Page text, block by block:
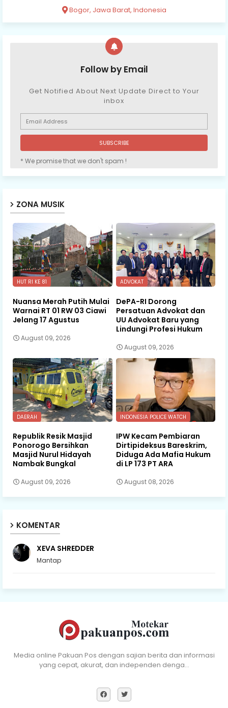
Bogor, Jawa Barat, Indonesia
Follow by Email
Get Notified About Next Update Direct to Your
inbox
* We promise that we don't spam !
ZONA MUSIK
HUT RI KE 81
Nuansa Merah Putih Mulai
Warnai RT 01 RW 03 Ciawi
Jelang 17 Agustus
August 09, 2026
ADVOKAT
DePA-RI Dorong
Persatuan Advokat dan
UU Advokat Baru yang
Lindungi Profesi Hukum
August 09, 2026
DAERAH
Republik Resik Masjid
Ponorogo Bersihkan
Masjid Nurul Hidayah
Nambak Bungkal
August 09, 2026
INDONESIA POLICE WATCH
IPW Kecam Pembiaran
Dirtipideksus Bareskrim,
Diduga Ada Mafia Hukum
di LP 173 PT ARA
August 08, 2026
KOMENTAR
XEVA SHREDDER
Mantap
Media online Pakuan Pos dengan sajian berita dan informasi
yang cepat, akurat, dan independen denga…